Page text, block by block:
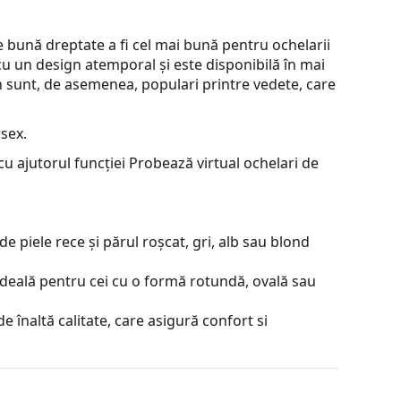
bună dreptate a fi cel mai bună pentru ochelarii
un design atemporal și este disponibilă în mai
de asemenea, populari printre vedete, care
ajutorul funcției Probează virtual ochelari de
piele rece și părul roșcat, gri, alb sau blond
pentru cei cu o formă rotundă, ovală sau
înaltă calitate, care asigură confort si